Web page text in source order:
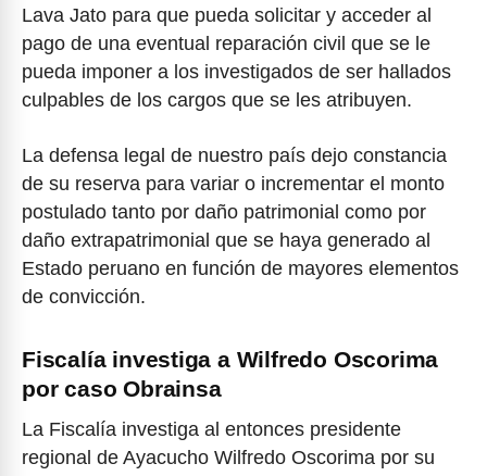
Lava Jato para que pueda solicitar y acceder al
pago de una eventual reparación civil que se le
pueda imponer a los investigados de ser hallados
culpables de los cargos que se les atribuyen.
La defensa legal de nuestro país dejo constancia
de su reserva para variar o incrementar el monto
postulado tanto por daño patrimonial como por
daño extrapatrimonial que se haya generado al
Estado peruano en función de mayores elementos
de convicción.
Fiscalía investiga a Wilfredo Oscorima
por caso Obrainsa
La Fiscalía investiga al entonces presidente
regional de Ayacucho Wilfredo Oscorima por su